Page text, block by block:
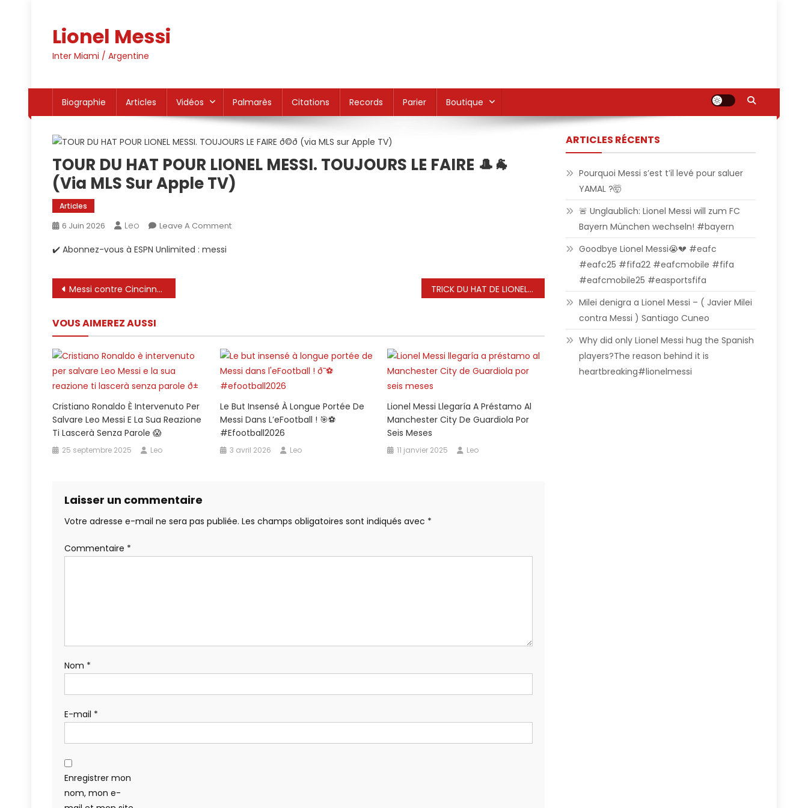
Lionel Messi
Inter Miami / Argentine
Biographie Articles Vidéos Palmarès Citations Records Parier Boutique
TOUR DU HAT POUR LIONEL MESSI. TOUJOURS LE FAIRE 🎩🐐
(via MLS Sur Apple TV)
Articles
6 Juin 2026 Leo Leave A CommentOn
LE
🐐
(via
MLS
Sur
Apple
TV)
✔️ Abonnez-vous à ESPN Unlimited : messi
Navigation
l’article
Messi contre Cincinnati | Hat-Trick et assistance dans un thriller à 8 buts ! 🔥🐐 | 13/05/2026 TRICK DU HAT DE LIONEL MESSI 😱🤯 FC Cincinnati contre Inter Miami | Faits saillants de la MLS | ESPN FC
VOUS AIMEREZ AUSSI
Cristiano Ronaldo È Intervenuto Per
Salvare Leo Messi E La Sua Reazione
Ti Lascerà Senza Parole 😱
25 septembre 2025 Leo
Le But Insensé À Longue Portée De
Messi Dans L’eFootball ! 🎯⚽️
#efootball2026
3 avril 2026 Leo
Lionel Messi Llegaría A Préstamo Al
Manchester City De Guardiola Por
Seis Meses
11 janvier 2025 Leo
Laisser un commentaire
Votre adresse e-mail ne sera pas publiée. Les champs obligatoires sont indiqués avec *
Commentaire *
Nom *
E-mail *
Enregistrer mon
nom, mon e-
ARTICLES RÉCENTS
Pourquoi Messi s’est t’il levé pour saluer
YAMAL ?🤯
🚨 Unglaublich: Lionel Messi will zum FC
Bayern München wechseln! #bayern
Goodbye Lionel Messi😭💔 #eafc
#eafc25 #fifa22 #eafcmobile #fifa
#eafcmobile25 #easportsfifa
Milei denigra a Lionel Messi – ( Javier Milei
contra Messi ) Santiago Cuneo
Why did only Lionel Messi hug the Spanish
players?The reason behind it is
heartbreaking#lionelmessi